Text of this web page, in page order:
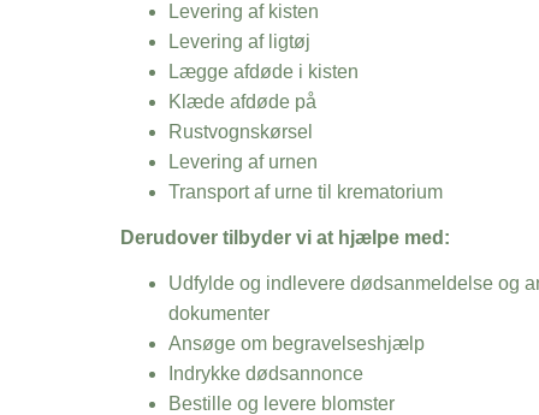
Levering af kisten
Levering af ligtøj
Lægge afdøde i kisten
Klæde afdøde på
Rustvognskørsel
Levering af urnen
Transport af urne til krematorium
Derudover tilbyder vi at hjælpe med:
Udfylde og indlevere dødsanmeldelse og
dokumenter
Ansøge om begravelseshjælp
Indrykke dødsannonce
Bestille og levere blomster